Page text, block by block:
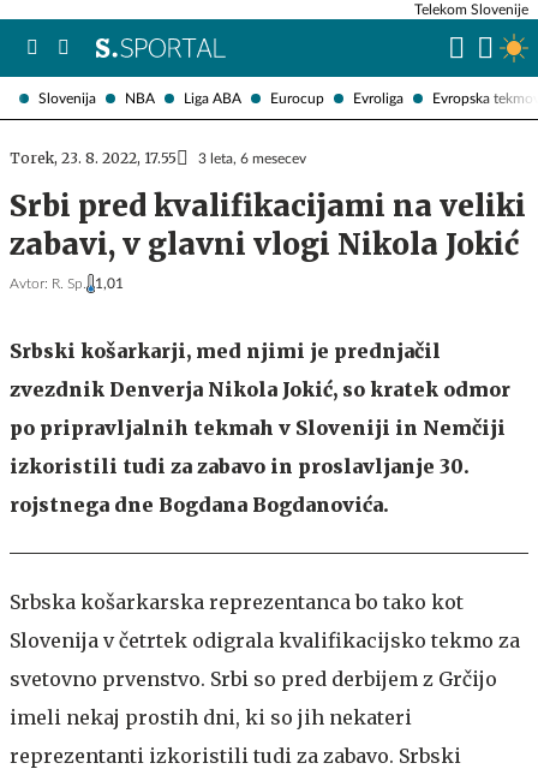
Slovenija NBA Liga ABA Eurocup Evroliga Evropska
Telekom Slovenije
Torek, 23. 8. 2022, 17.55 3 leta, 6 mesecev
Srbi pred kvalifikacijami na veliki
zabavi, v glavni vlogi Nikola Jokić
Avtor: R. Sp. 1,01
Srbski košarkarji, med njimi je prednjačil
zvezdnik Denverja Nikola Jokić, so kratek odmor
po pripravljalnih tekmah v Sloveniji in Nemčiji
izkoristili tudi za zabavo in proslavljanje 30.
rojstnega dne Bogdana Bogdanovića.
Srbska košarkarska reprezentanca bo tako kot
Slovenija v četrtek odigrala kvalifikacijsko tekmo za
svetovno prvenstvo. Srbi so pred derbijem z Grčijo
imeli nekaj prostih dni, ki so jih nekateri
reprezentanti izkoristili tudi za zabavo. Srbski